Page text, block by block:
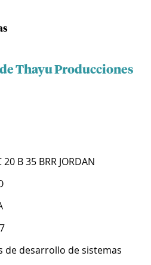
Thayu Producciones
20 B 35 BRR JORDAN
de desarrollo de sistemas